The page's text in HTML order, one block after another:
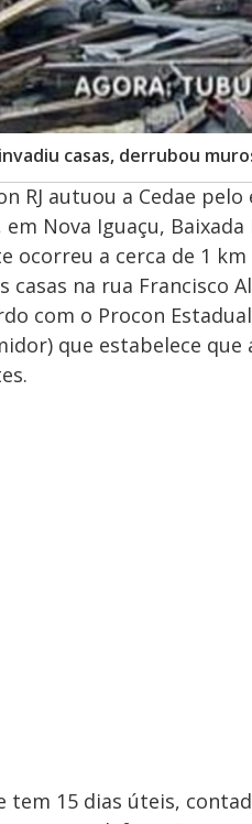
casas, derrubou
RJ autuou a Cedae
em Nova Iguaçu,
ocorreu a cerca de 1
casas na rua Francisco
com o Procon
que estabelece
tem 15 dias úteis,